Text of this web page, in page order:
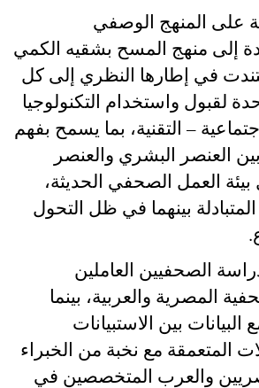
على المنهج الوصفي
إلى منهج المسح بشقيه الكمي
في إطارها النظري إلى كل
لقبول واستخدام التكنولوجيا
– التقنية، بما يسمح بفهم
بين العنصر البشري والعنصر
العمل الصحفي الحديثة،
بينهما في ظل التحول
.
الصحفيين العاملين
المصرية والعربية، بينما
بين الاستبيانات
المتعمقة مع نخبة من الخبراء
والعرب المتخصصين في